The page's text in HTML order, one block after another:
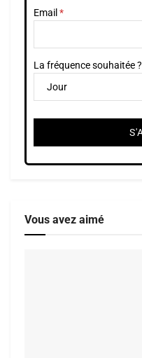
Email
La fréquence souhaitée ?
Vous avez aimé